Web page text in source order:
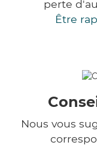
perte
Être
Nous vous